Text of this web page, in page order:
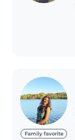
Family favorite